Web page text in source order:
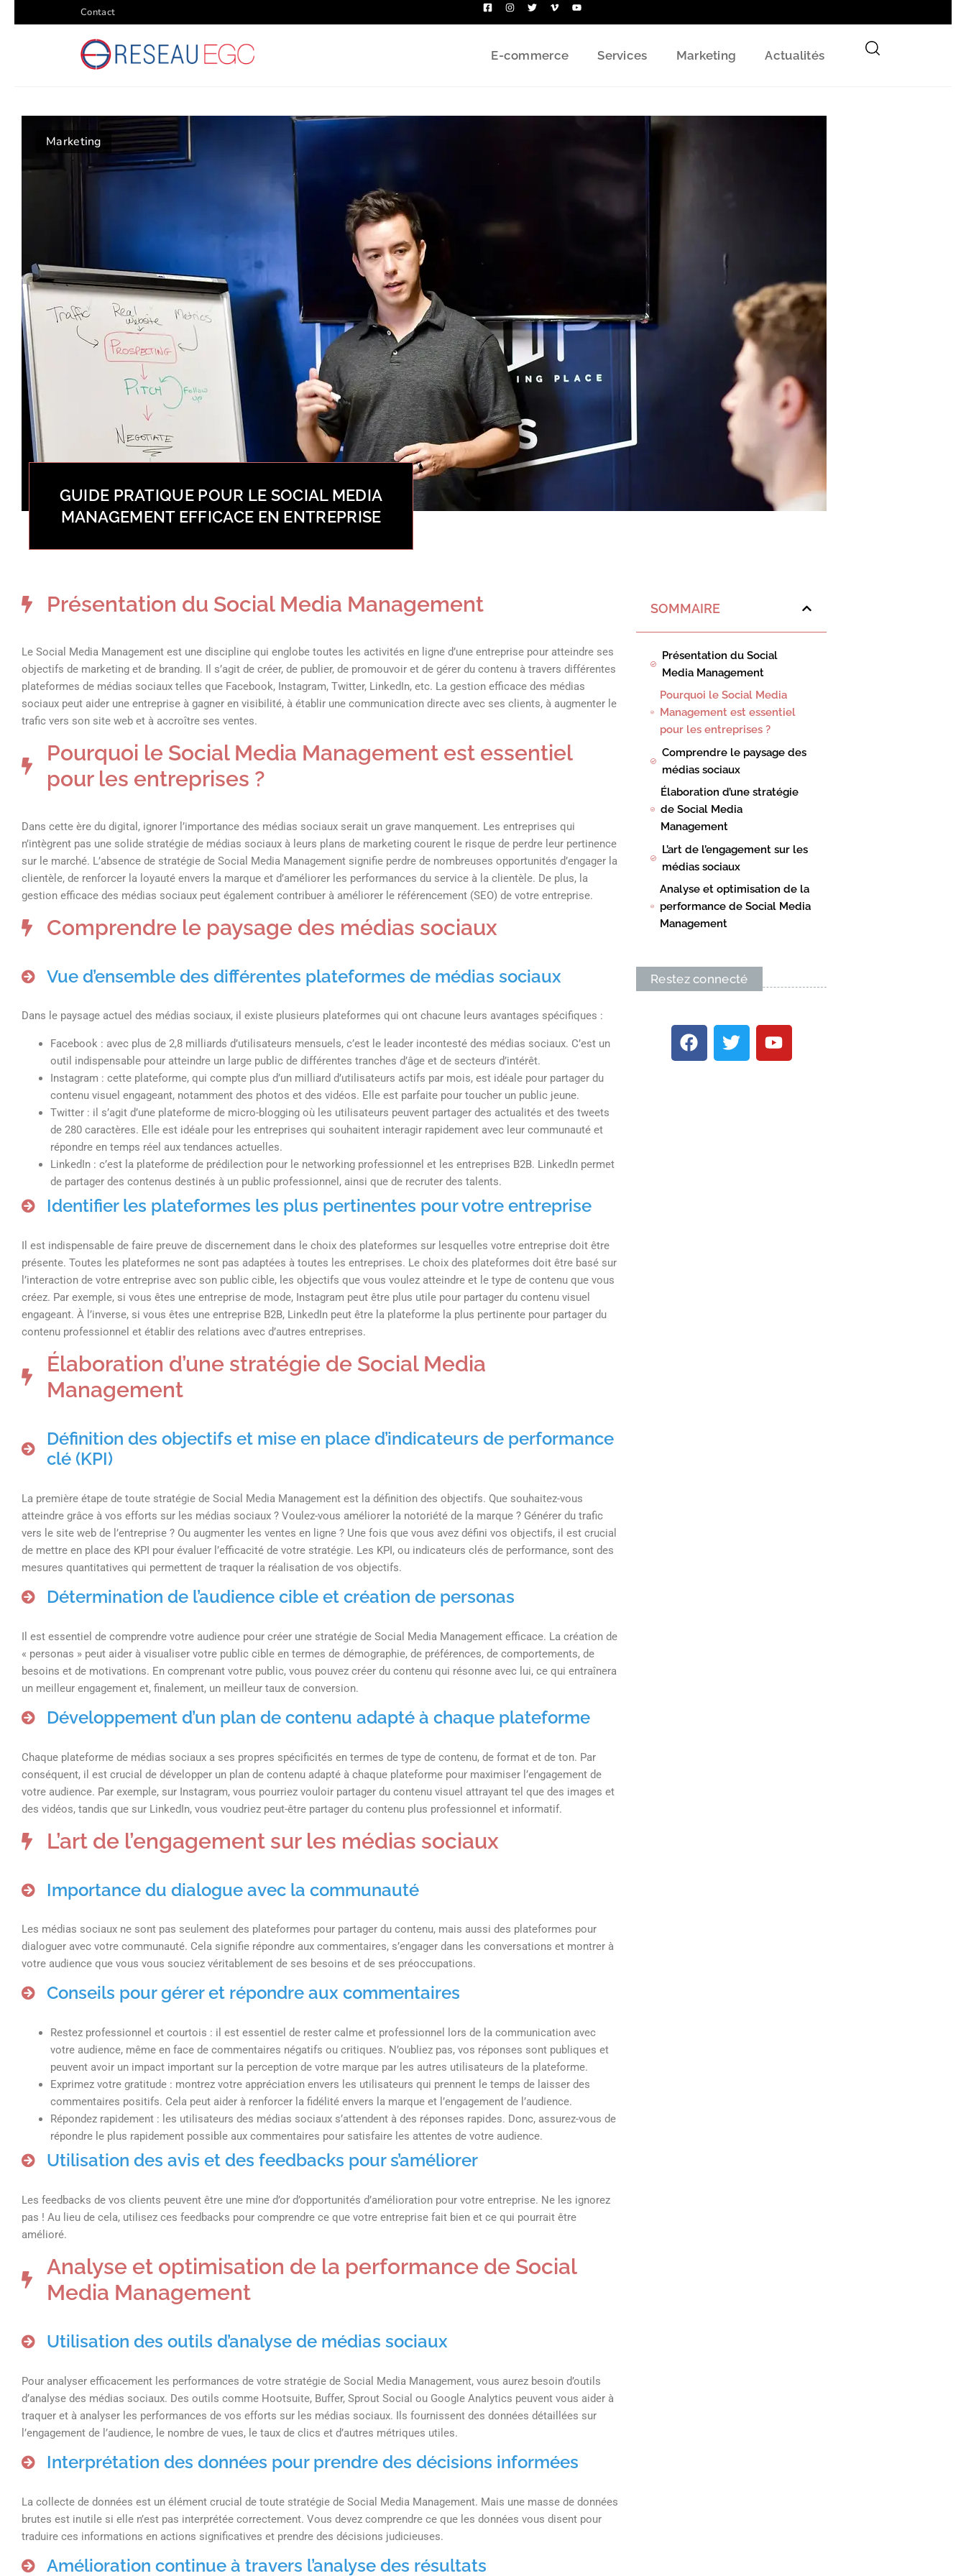
Contact
E-commerce Services Marketing Actualités
Marketing
GUIDE PRATIQUE POUR LE SOCIAL MEDIA
MANAGEMENT EFFICACE EN ENTREPRISE
Présentation du Social Media Management
Le Social Media Management est une discipline qui englobe toutes les activités en ligne d’une entreprise pour atteindre ses
objectifs de marketing et de branding. Il s’agit de créer, de publier, de promouvoir et de gérer du contenu à travers différentes
plateformes de médias sociaux telles que Facebook, Instagram, Twitter, LinkedIn, etc. La gestion efficace des médias
sociaux peut aider une entreprise à gagner en visibilité, à établir une communication directe avec ses clients, à augmenter le
trafic vers son site web et à accroître ses ventes.
Pourquoi le Social Media Management est essentiel
pour les entreprises ?
Dans cette ère du digital, ignorer l’importance des médias sociaux serait un grave manquement. Les entreprises qui
n’intègrent pas une solide stratégie de médias sociaux à leurs plans de marketing courent le risque de perdre leur pertinence
sur le marché. L’absence de stratégie de Social Media Management signifie perdre de nombreuses opportunités d’engager la
clientèle, de renforcer la loyauté envers la marque et d’améliorer les performances du service à la clientèle. De plus, la
gestion efficace des médias sociaux peut également contribuer à améliorer le référencement (SEO) de votre entreprise.
Comprendre le paysage des médias sociaux
Vue d’ensemble des différentes plateformes de médias sociaux
Dans le paysage actuel des médias sociaux, il existe plusieurs plateformes qui ont chacune leurs avantages spécifiques :
Facebook : avec plus de 2,8 milliards d’utilisateurs mensuels, c’est le leader incontesté des médias sociaux. C’est un
outil indispensable pour atteindre un large public de différentes tranches d’âge et de secteurs d’intérêt.
Instagram : cette plateforme, qui compte plus d’un milliard d’utilisateurs actifs par mois, est idéale pour partager du
contenu visuel engageant, notamment des photos et des vidéos. Elle est parfaite pour toucher un public jeune.
Twitter : il s’agit d’une plateforme de micro-blogging où les utilisateurs peuvent partager des actualités et des tweets
de 280 caractères. Elle est idéale pour les entreprises qui souhaitent interagir rapidement avec leur communauté et
répondre en temps réel aux tendances actuelles.
LinkedIn : c’est la plateforme de prédilection pour le networking professionnel et les entreprises B2B. LinkedIn permet
de partager des contenus destinés à un public professionnel, ainsi que de recruter des talents.
Identifier les plateformes les plus pertinentes pour votre entreprise
Il est indispensable de faire preuve de discernement dans le choix des plateformes sur lesquelles votre entreprise doit être
présente. Toutes les plateformes ne sont pas adaptées à toutes les entreprises. Le choix des plateformes doit être basé sur
l’interaction de votre entreprise avec son public cible, les objectifs que vous voulez atteindre et le type de contenu que vous
créez. Par exemple, si vous êtes une entreprise de mode, Instagram peut être plus utile pour partager du contenu visuel
engageant. À l’inverse, si vous êtes une entreprise B2B, LinkedIn peut être la plateforme la plus pertinente pour partager du
contenu professionnel et établir des relations avec d’autres entreprises.
Élaboration d’une stratégie de Social Media
Management
Définition des objectifs et mise en place d’indicateurs de performance
clé (KPI)
La première étape de toute stratégie de Social Media Management est la définition des objectifs. Que souhaitez-vous
atteindre grâce à vos efforts sur les médias sociaux ? Voulez-vous améliorer la notoriété de la marque ? Générer du trafic
vers le site web de l’entreprise ? Ou augmenter les ventes en ligne ? Une fois que vous avez défini vos objectifs, il est crucial
de mettre en place des KPI pour évaluer l’efficacité de votre stratégie. Les KPI, ou indicateurs clés de performance, sont des
mesures quantitatives qui permettent de traquer la réalisation de vos objectifs.
Détermination de l’audience cible et création de personas
Il est essentiel de comprendre votre audience pour créer une stratégie de Social Media Management efficace. La création de
« personas » peut aider à visualiser votre public cible en termes de démographie, de préférences, de comportements, de
besoins et de motivations. En comprenant votre public, vous pouvez créer du contenu qui résonne avec lui, ce qui entraînera
un meilleur engagement et, finalement, un meilleur taux de conversion.
Développement d’un plan de contenu adapté à chaque plateforme
Chaque plateforme de médias sociaux a ses propres spécificités en termes de type de contenu, de format et de ton. Par
conséquent, il est crucial de développer un plan de contenu adapté à chaque plateforme pour maximiser l’engagement de
votre audience. Par exemple, sur Instagram, vous pourriez vouloir partager du contenu visuel attrayant tel que des images et
des vidéos, tandis que sur LinkedIn, vous voudriez peut-être partager du contenu plus professionnel et informatif.
L’art de l’engagement sur les médias sociaux
Importance du dialogue avec la communauté
Les médias sociaux ne sont pas seulement des plateformes pour partager du contenu, mais aussi des plateformes pour
dialoguer avec votre communauté. Cela signifie répondre aux commentaires, s’engager dans les conversations et montrer à
votre audience que vous vous souciez véritablement de ses besoins et de ses préoccupations.
Conseils pour gérer et répondre aux commentaires
Restez professionnel et courtois : il est essentiel de rester calme et professionnel lors de la communication avec
votre audience, même en face de commentaires négatifs ou critiques. N’oubliez pas, vos réponses sont publiques et
peuvent avoir un impact important sur la perception de votre marque par les autres utilisateurs de la plateforme.
Exprimez votre gratitude : montrez votre appréciation envers les utilisateurs qui prennent le temps de laisser des
commentaires positifs. Cela peut aider à renforcer la fidélité envers la marque et l’engagement de l’audience.
Répondez rapidement : les utilisateurs des médias sociaux s’attendent à des réponses rapides. Donc, assurez-vous de
répondre le plus rapidement possible aux commentaires pour satisfaire les attentes de votre audience.
Utilisation des avis et des feedbacks pour s’améliorer
Les feedbacks de vos clients peuvent être une mine d’or d’opportunités d’amélioration pour votre entreprise. Ne les ignorez
pas ! Au lieu de cela, utilisez ces feedbacks pour comprendre ce que votre entreprise fait bien et ce qui pourrait être
amélioré.
Analyse et optimisation de la performance de Social
Media Management
Utilisation des outils d’analyse de médias sociaux
Pour analyser efficacement les performances de votre stratégie de Social Media Management, vous aurez besoin d’outils
d’analyse des médias sociaux. Des outils comme Hootsuite, Buffer, Sprout Social ou Google Analytics peuvent vous aider à
traquer et à analyser les performances de vos efforts sur les médias sociaux. Ils fournissent des données détaillées sur
l’engagement de l’audience, le nombre de vues, le taux de clics et d’autres métriques utiles.
Interprétation des données pour prendre des décisions informées
La collecte de données est un élément crucial de toute stratégie de Social Media Management. Mais une masse de données
brutes est inutile si elle n’est pas interprétée correctement. Vous devez comprendre ce que les données vous disent pour
traduire ces informations en actions significatives et prendre des décisions judicieuses.
Amélioration continue à travers l’analyse des résultats
SOMMAIRE
Présentation du Social
Media Management
Pourquoi le Social Media
Management est essentiel
pour les entreprises ?
Comprendre le paysage des
médias sociaux
Élaboration d’une stratégie
de Social Media
Management
L’art de l’engagement sur les
médias sociaux
Analyse et optimisation de la
performance de Social Media
Management
Restez connecté